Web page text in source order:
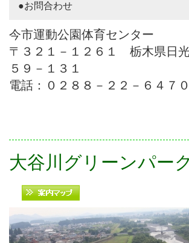
●お問合わせ
今市運動公園体育センター
〒３２１－１２６１ 栃木県日
５９－１３１
電話：０２８８－２２－６４７０
大谷川グリーンパーク